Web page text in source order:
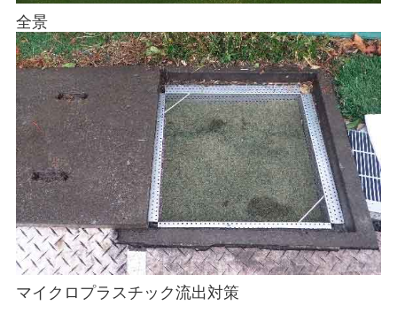
全景
マイクロプラスチック流出対策